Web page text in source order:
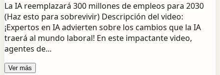
La IA reemplazará 300 millones de empleos para 2030
(Haz esto para sobrevivir) Descripción del video:
¡Expertos en IA advierten sobre los cambios que la IA
traerá al mundo laboral! En ​​este impactante video,
agentes de...
Ver más